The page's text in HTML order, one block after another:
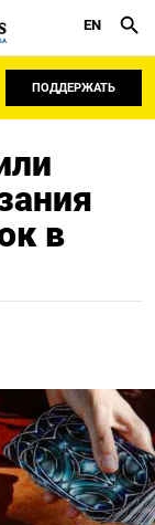
EN
ПОДДЕРЖАТЬ
в